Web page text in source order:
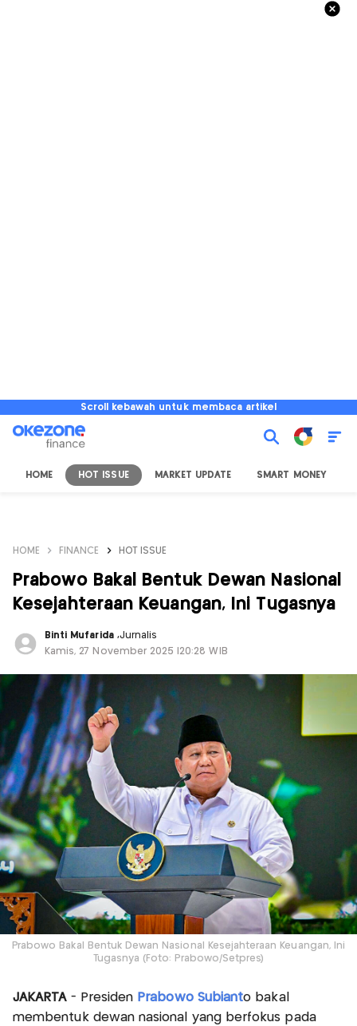
Scroll kebawah untuk membaca artikel
HOME HOT ISSUE MARKET UPDATE SMART MONEY
HOME FINANCE HOT ISSUE
Prabowo Bakal Bentuk Dewan Nasional
Kesejahteraan Keuangan, Ini Tugasnya
Binti Mufarida ,Jurnalis
Kamis, 27 November 2025 |20:28 WIB
Prabowo Bakal Bentuk Dewan Nasional Kesejahteraan Keuangan, Ini
Tugasnya (Foto: Prabowo/Setpres)
JAKARTA- Presiden Prabowo Subianto bakal
membentuk dewan nasional yang berfokus pada